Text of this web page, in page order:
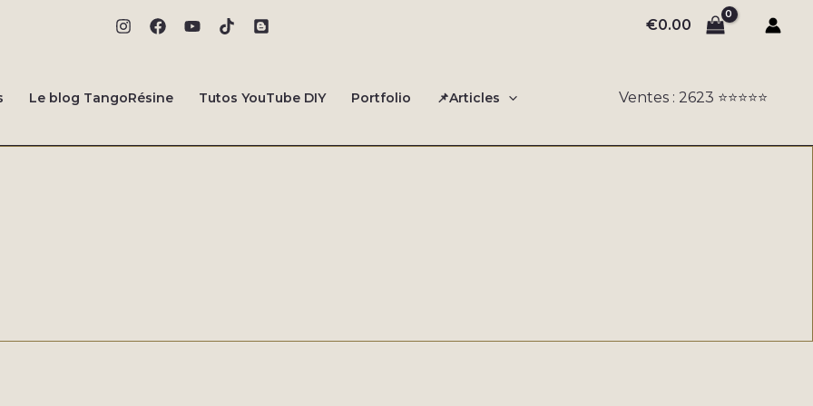
€0.00
Le blog TangoRésine Tutos YouTube DIY Portfolio 📌Articles Ventes : 2623 ⭐️⭐️⭐️⭐️⭐️